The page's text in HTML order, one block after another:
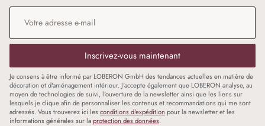
Adresse e-mail*
Inscrivez-vous maintenant
Je consens à être informé par LOBERON GmbH des tendances actuelles en matière de
décoration et d'aménagement intérieur. J'accepte également que LOBERON analyse, au
moyen de technologies de suivi, l'ouverture de la newsletter ainsi que les liens sur
lesquels je clique afin de personnaliser les contenus et recommandations qui me sont
adressés. Vous trouverez ici les conditions d'expédition pour la newsletter et les
informations générales sur laprotection des données.